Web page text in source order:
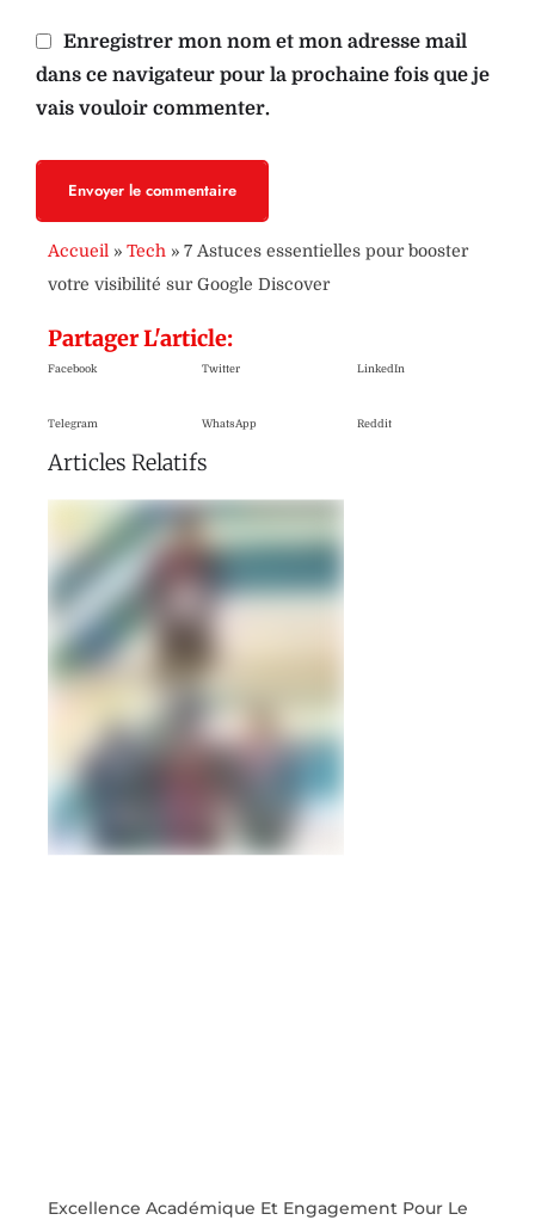
Enregistrer mon nom et mon adresse mail
dans ce navigateur pour la prochaine fois que je
vais vouloir commenter.
Envoyer le commentaire
Accueil » Tech » 7 Astuces essentielles pour booster
votre visibilité sur Google Discover
Partager L'article:
Facebook Twitter LinkedIn
Telegram WhatsApp Reddit
Articles Relatifs
Excellence Académique Et Engagement Pour Le